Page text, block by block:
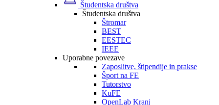
Študentska društva
Študentska društva
Štromar
BEST
EESTEC
IEEE
Uporabne povezave
Zaposlitve, štipendije in prakse
Šport na FE
Tutorstvo
KuFE
OpenLab Kranj